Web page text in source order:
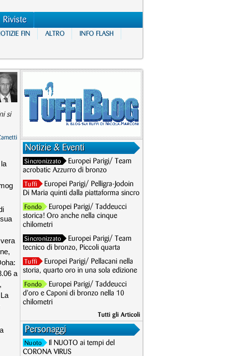
Riviste
FIN ALTRO INFO FLASH
si
vera
a
Notizie & Eventi
Sincronizzato
Europei Parigi/ Team
acrobatic Azzurro di bronzo
Tuffi
Europei Parigi/ Pelligra-Jodoin
Di Maria quinti dalla piattaforma sincro
Fondo
Europei Parigi/ Taddeucci
storica! Oro anche nella cinque
chilometri
Sincronizzato
Europei Parigi/ Team
tecnico di bronzo, Piccoli quarta
Tuffi
Europei Parigi/ Pellacani nella
storia, quarto oro in una sola edizione
Fondo
Europei Parigi/ Taddeucci
d'oro e Caponi di bronzo nella 10
chilometri
Tutti gli Articoli
Personaggi
Nuoto
Il NUOTO ai tempi del
CORONA VIRUS